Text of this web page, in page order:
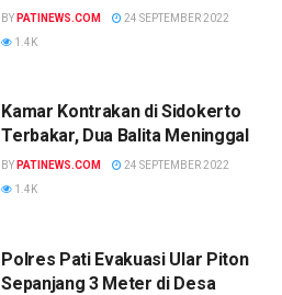
BY PATINEWS.COM
24 SEPTEMBER 2022
1.4K
Kamar Kontrakan di Sidokerto
Terbakar, Dua Balita Meninggal
BY PATINEWS.COM
24 SEPTEMBER 2022
1.4K
Polres Pati Evakuasi Ular Piton
Sepanjang 3 Meter di Desa